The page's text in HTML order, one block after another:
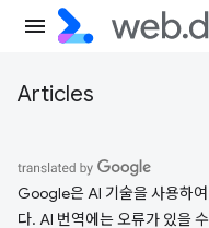
Articles
Google은 AI 기술을 사용하
다. AI 번역에는 오류가 있을